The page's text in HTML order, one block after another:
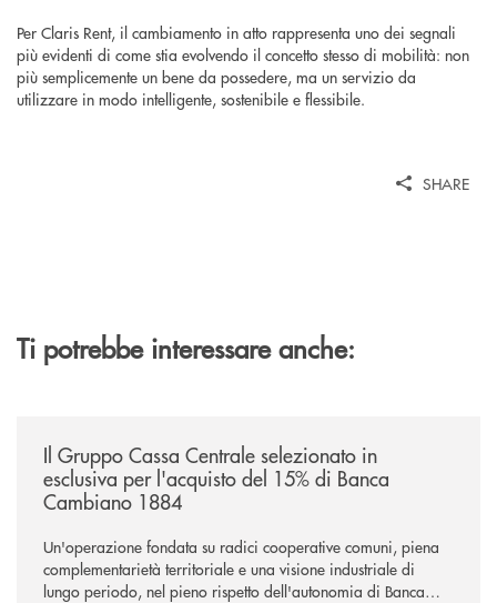
Per Claris Rent, il cambiamento in atto rappresenta uno dei segnali
più evidenti di come stia evolvendo il concetto stesso di mobilità: non
più semplicemente un bene da possedere, ma un servizio da
utilizzare in modo intelligente, sostenibile e flessibile.
SHARE
Ti potrebbe interessare anche:
Il Gruppo Cassa Centrale selezionato in
esclusiva per l'acquisto del 15% di Banca
Cambiano 1884
Un'operazione fondata su radici cooperative comuni, piena
complementarietà territoriale e una visione industriale di
lungo periodo, nel pieno rispetto dell'autonomia di Banca